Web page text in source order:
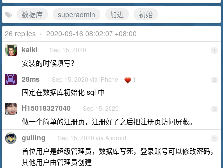
数据库 superadmin 加进
初始
26 replies • 2020-09-16 08:02:07 +08:00
1
kaiki Sep 15, 2020
安装的时候填写？
2
28ms Sep 15, 2020 via iPhone 1
固定在数据库初始化 sql 中
3
H15018327040 Sep 15, 2020
做一个简单的注册页，注册好了之后把注册页访问屏蔽。
4
guiling Sep 15, 2020 via Android
首位用户是超级管理员，数据库写死，登录账号可以修改密码，
其他用户由管理员创建